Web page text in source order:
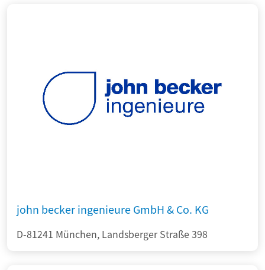
john becker ingenieure GmbH & Co. KG
D-81241 München, Landsberger Straße 398